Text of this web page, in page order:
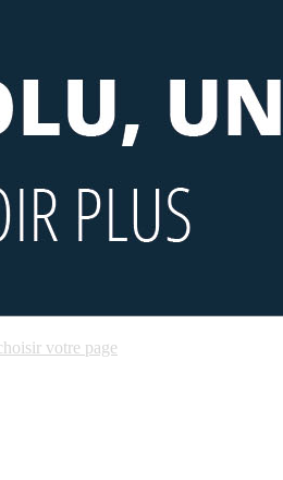
votre page